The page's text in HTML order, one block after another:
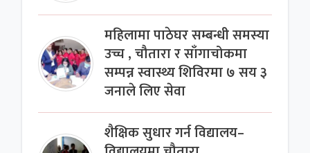
महिलामा पाठेघर सम्बन्धी समस्या
उच्च , चौतारा र साँगाचोकमा
सम्पन्न स्वास्थ्य शिविरमा ७ सय ३
जनाले लिए सेवा
शैक्षिक सुधार गर्न विद्यालय–